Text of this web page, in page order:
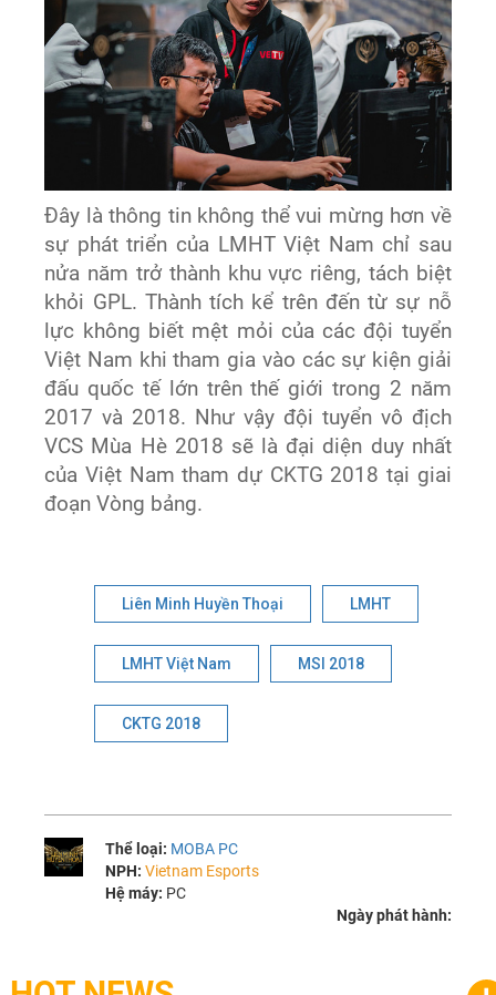
Đây là thông tin không thể vui mừng hơn về
sự phát triển của LMHT Việt Nam chỉ sau
nửa năm trở thành khu vực riêng, tách biệt
khỏi GPL. Thành tích kể trên đến từ sự nỗ
lực không biết mệt mỏi của các đội tuyển
Việt Nam khi tham gia vào các sự kiện giải
đấu quốc tế lớn trên thế giới trong 2 năm
2017 và 2018. Như vậy đội tuyển vô địch
VCS Mùa Hè 2018 sẽ là đại diện duy nhất
của Việt Nam tham dự CKTG 2018 tại giai
đoạn Vòng bảng.
Liên Minh Huyền Thoại LMHT
LMHT Việt Nam MSI 2018
CKTG 2018
Thể loại: MOBA PC
NPH:Vietnam Esports
Hệ máy: PC
Ngày phát hành: